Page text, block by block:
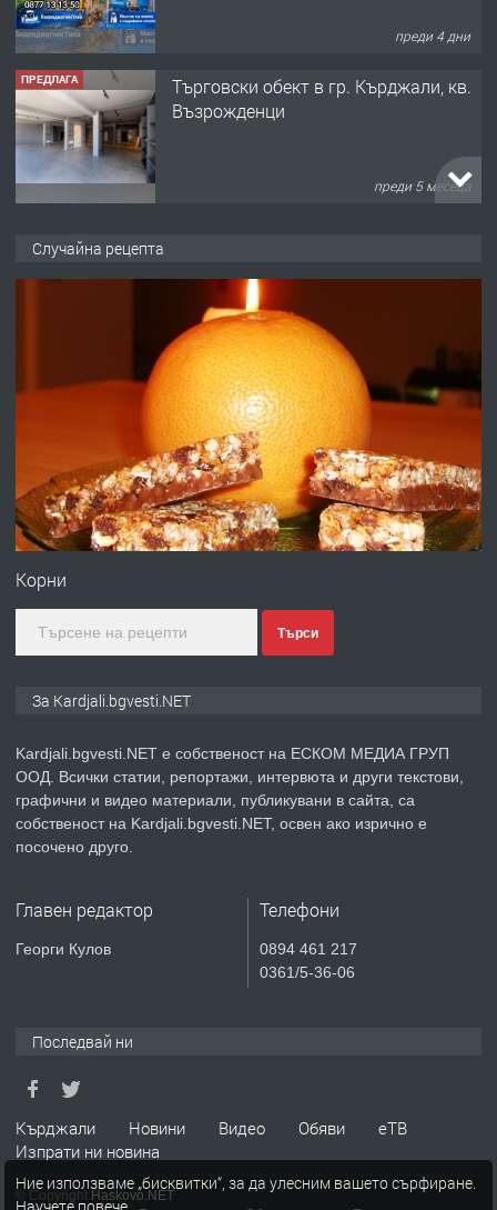
преди 4 дни
ПРЕДЛАГА
Tърговски обект в гр. Кърджали, кв.
Възрожденци
преди 5 месеца
Заведение /ресторант, бистро/ в с.
Чакаларово, община Кирково
преди 7 месеца
ПРЕДЛАГА
Гараж под наем в супер център
на язовир Студен кладенец 331м2 |
преди 1 година
ПРЕДЛАГА
Курс
ПРЕДЛАГА
**Прекрасен имот за продажба в
Главатарци с уникална гледка към
язовир Кърджали**
Случайна рецепта
Корни
Търси
За Kardjali.bgvesti.NET
Kardjali.bgvesti.NET е собственост на ЕСКОМ МЕДИА ГРУП
ООД. Всички статии, репортажи, интервюта и други текстови,
графични и видео материали, публикувани в сайта, са
собственост на Kardjali.bgvesti.NET, освен ако изрично е
посочено друго.
Главен редактор
Георги Кулов
Телефони
0894 461 217
0361/5-36-06
Последвай ни
Кърджали Новини Видео Обяви
еТВ
Изпрати ни новина
© Copyright Haskovo.NET
Ние използваме „бисквитки“, за да улесним вашето сърфиране.